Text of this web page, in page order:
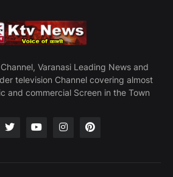
Varanasi Leading News and
television Channel covering almost
and commercial Screen in the Town